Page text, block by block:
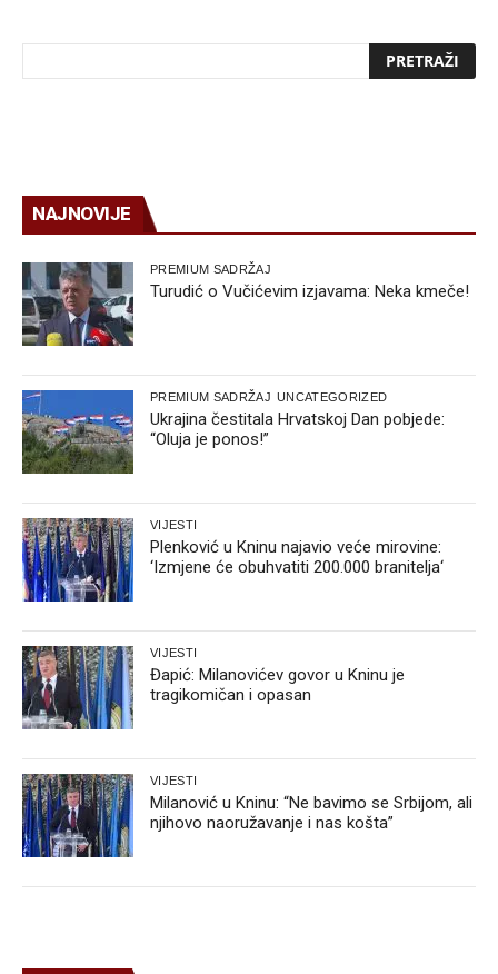
NAJNOVIJE
PREMIUM SADRŽAJ
Turudić o Vučićevim izjavama: Neka kmeče!
PREMIUM SADRŽAJ UNCATEGORIZED
Ukrajina čestitala Hrvatskoj Dan pobjede:
“Oluja je ponos!”
VIJESTI
Plenković u Kninu najavio veće mirovine:
‘Izmjene će obuhvatiti 200.000 branitelja‘
VIJESTI
Đapić: Milanovićev govor u Kninu je
tragikomičan i opasan
VIJESTI
Milanović u Kninu: “Ne bavimo se Srbijom, ali
njihovo naoružavanje i nas košta”